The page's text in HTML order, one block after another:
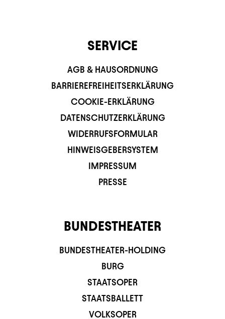
SERVICE
AGB & HAUSORDNUNG
BARRIEREFREIHEITSERKLÄRUNG
COOKIE-ERKLÄRUNG
DATENSCHUTZERKLÄRUNG
WIDERRUFSFORMULAR
HINWEISGEBERSYSTEM
IMPRESSUM
PRESSE
BUNDESTHEATER
BUNDESTHEATER-HOLDING
BURG
STAATSOPER
STAATSBALLETT
VOLKSOPER